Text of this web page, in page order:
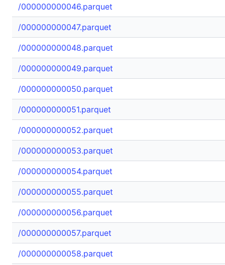
/000000000046.parquet
/000000000047.parquet
/000000000048.parquet
/000000000049.parquet
/000000000050.parquet
/000000000051.parquet
/000000000052.parquet
/000000000053.parquet
/000000000054.parquet
/000000000055.parquet
/000000000056.parquet
/000000000057.parquet
/000000000058.parquet